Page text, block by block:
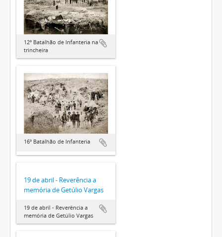
12º Batalhão de Infanteria na
trincheira
16º Batalhão de Infanteria
19 de abril - Reverência a
memória de Getúlio Vargas
19 de abril - Reverência a
memória de Getúlio Vargas